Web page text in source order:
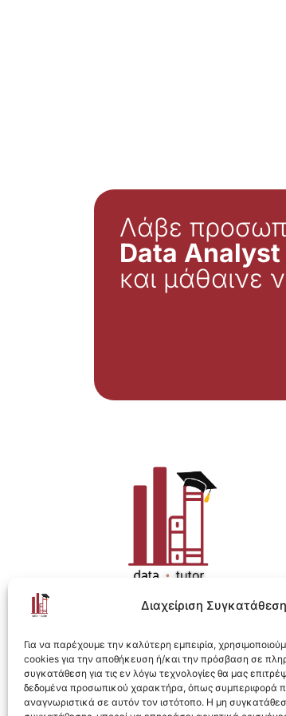
Διαχείριση
Για να παρέχουμε την καλύτερη εμπειρία,
cookies για την αποθήκευση ή/και την πρόσβαση σε
συγκατάθεση για τις εν λόγω τεχνολογίες θα μας
δεδομένα προσωπικού χαρακτήρα, όπως συμπεριφορά
αναγνωριστικά σε αυτόν τον ιστότοπο. Η μη
Λάβε
Data
και μάθαινε
Η ολοκληρωμένη e-learning